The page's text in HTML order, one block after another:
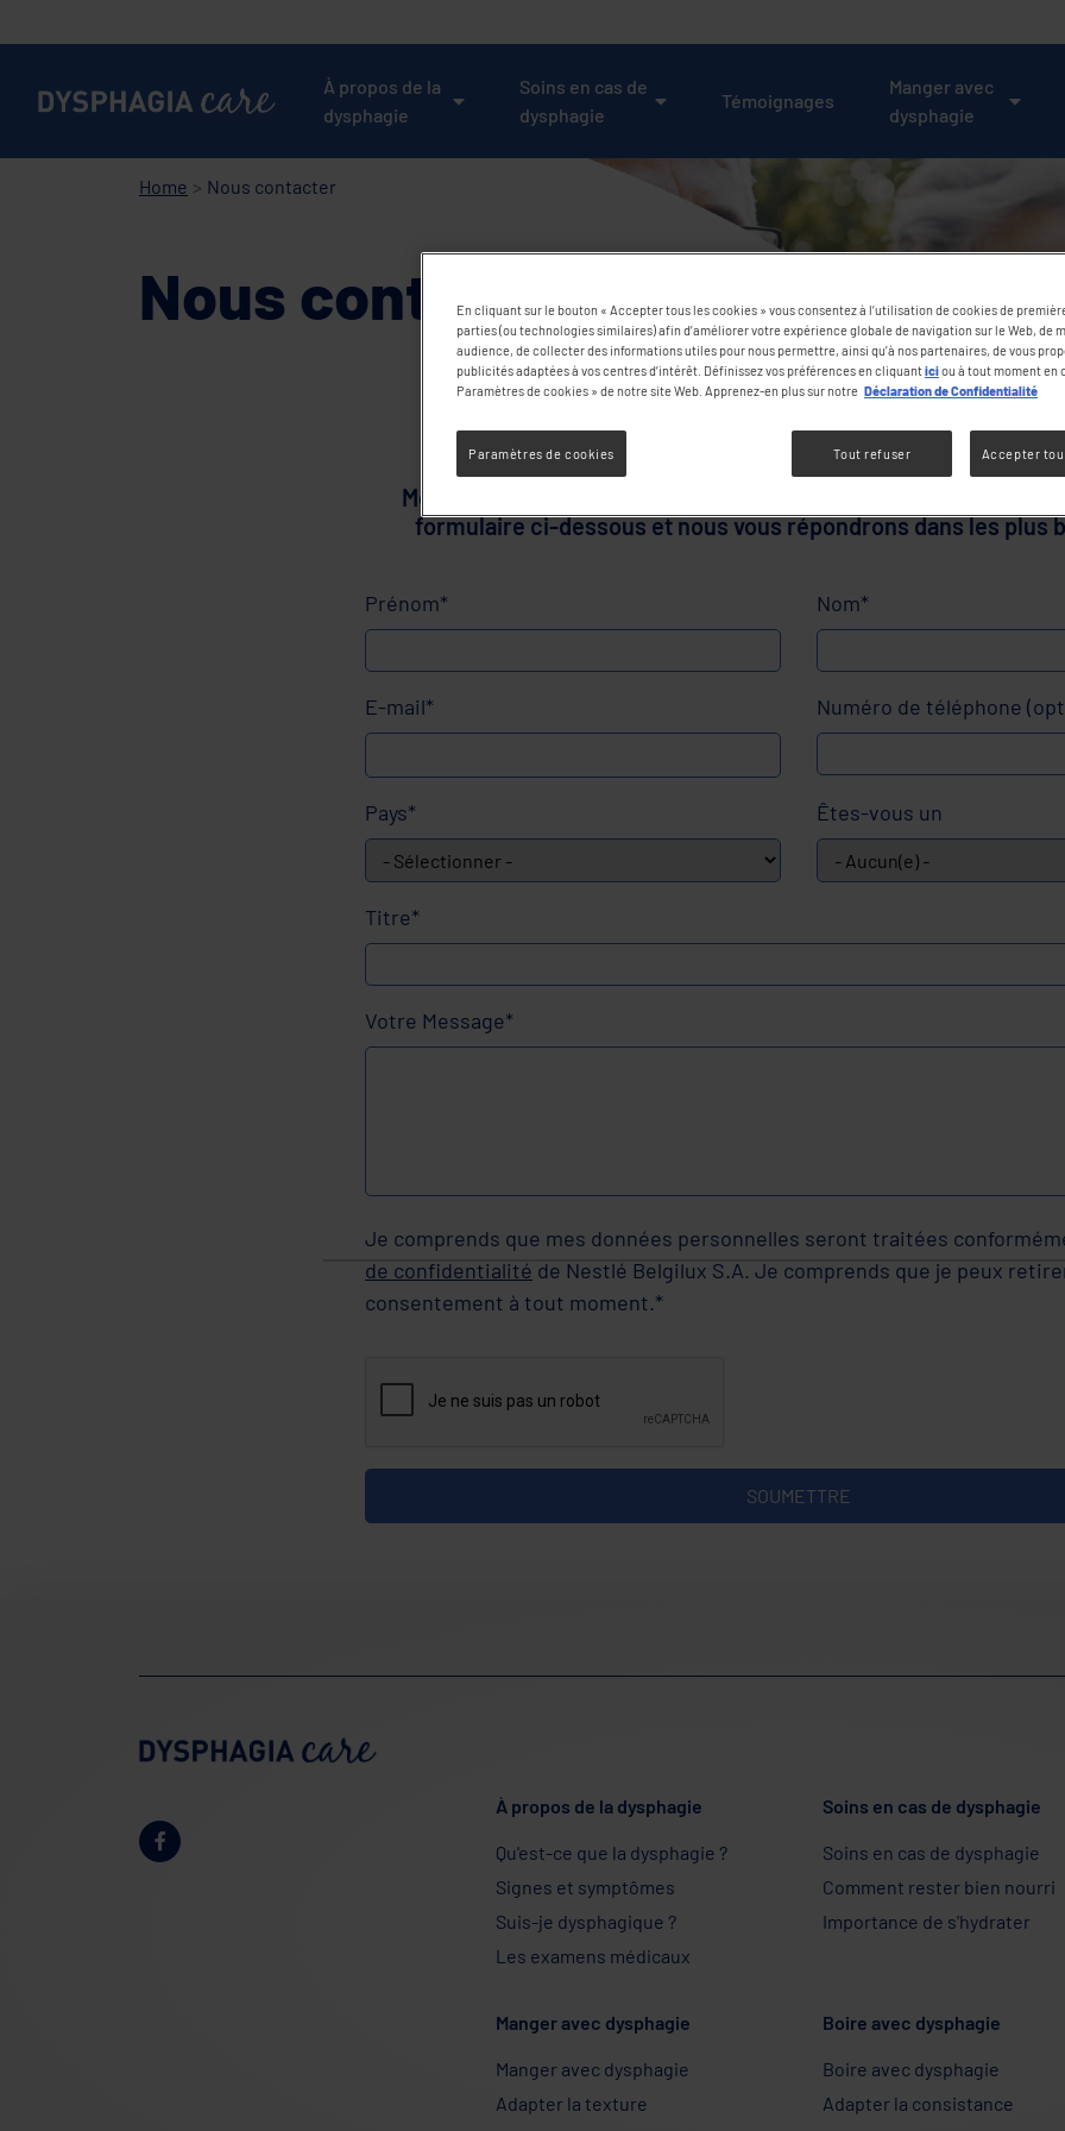
À propos de la
dysphagie
Soins en cas de
dysphagie
Témoignages
Manger avec
dysphagie
Home Nous contacter
Nous contacter
Merci de nous avoir contactés concernant DysphagiaCare.
formulaire ci-dessous et nous vous répondrons dans les plus
Prénom* Nom*
E-mail* Numéro de téléphone
Pays* Êtes-vous un
Titre*
Votre Message*
Je comprends que mes données personnelles seront traitées
de confidentialité de Nestlé Belgilux S.A. Je comprends que je peux
consentement à tout moment.*
À propos de la dysphagie
Qu'est-ce que la dysphagie ?
Signes et symptômes
Suis-je dysphagique ?
Les examens médicaux
Soins en cas de dysphagie
Soins en cas de dysphagie
Comment rester bien nourri
Importance de s'hydrater
Manger avec dysphagie
Manger avec dysphagie
Adapter la texture
Boire avec dysphagie
Boire avec dysphagie
Adapter la consistance
En cliquant sur le bouton « Accepter tous les cookies » vous consentez à l’utilisation de cookies de
parties (ou technologies similaires) afin d’améliorer votre expérience globale de navigation sur le Web, de
audience, de collecter des informations utiles pour nous permettre, ainsi qu’à nos partenaires, de vous
publicités adaptées à vos centres d’intérêt. Définissez vos préférences en cliquanticiou à tout moment en
Paramètres de cookies » de notre site Web. Apprenez-en plus sur notre Déclaration de Confidentialité
Tout refuser Accepter
Paramètres de cookies